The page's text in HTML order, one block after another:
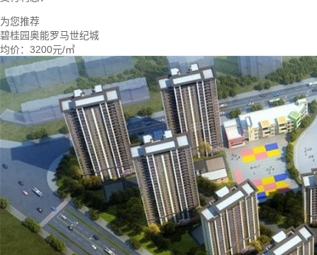
为您推荐
碧桂园奥能罗马世纪城
均价： 3200元/㎡